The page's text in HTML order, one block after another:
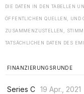
DIE DATEN IN DEN TABELLEN
ÖFFENTLICHEN QUELLEN, UND
ZUSAMMENZUSTELLEN,
TATSÄCHLICHEN DATEN DES
FINANZIERUNGSRUNDE
Series C 19 Apr., 2021